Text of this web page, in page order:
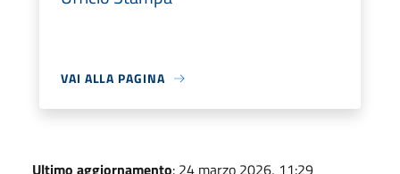
VAI ALLA PAGINA
Ultimo aggiornamento: 24 marzo 2026, 11:29